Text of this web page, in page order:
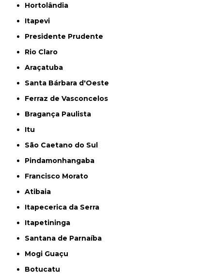
Hortolândia
Itapevi
Presidente Prudente
Rio Claro
Araçatuba
Santa Bárbara d'Oeste
Ferraz de Vasconcelos
Bragança Paulista
Itu
São Caetano do Sul
Pindamonhangaba
Francisco Morato
Atibaia
Itapecerica da Serra
Itapetininga
Santana de Parnaíba
Mogi Guaçu
Botucatu